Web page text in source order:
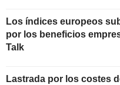
Los índices europeos
por los beneficios
Talk
Lastrada por los costes